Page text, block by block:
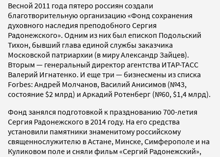
Весной 2011 года пятеро россиян создали
благотворительную организацию «Фонд сохранения
духовного наследия преподобного Сергия
Радонежского». Одним из них был епископ Подольский
Тихон, бывший глава единой службы заказчика
Московской патриархии (в миру Александр Зайцев).
Вторым — генеральный директор агентства ИТАР-ТАСС
Валерий Игнатенко. И еще три — бизнесмены из списка
Forbes: Андрей Молчанов, Василий Анисимов (№43,
состояние $2 млрд) и Аркадий Ротенберг (№60, $1,4 млрд).
Фонд занялся подготовкой к празднованию 700-летия
Сергия Радонежского в 2014 году. На его средства
установили памятники знаменитому российскому
священнослужителю в Астане, Минске, Симферополе и на
Куликовом поле и сняли фильм «Сергий Радонежский»,